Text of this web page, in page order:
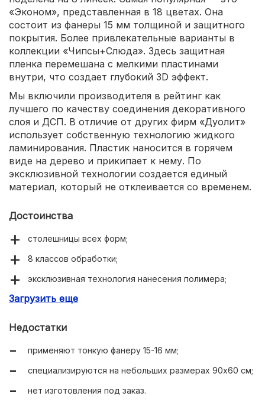
«Эконом», представленная в 18 цветах. Она
состоит из фанеры 15 мм толщиной и защитного
покрытия. Более привлекательные варианты в
коллекции «Чипсы+Слюда». Здесь защитная
пленка перемешана с мелкими пластинами
внутри, что создает глубокий 3D эффект.
Мы включили производителя в рейтинг как
лучшего по качеству соединения декоративного
слоя и ДСП. В отличие от других фирм «Дуолит»
использует собственную технологию жидкого
ламинирования. Пластик наносится в горячем
виде на дерево и прикипает к нему. По
эксклюзивной технологии создается единый
материал, который не отклеивается со временем.
Достоинства
столешницы всех форм;
8 классов обработки;
эксклюзивная технология нанесения полимера;
привлекательная цена.
Загрузить еще
Недостатки
применяют тонкую фанеру 15-16 мм;
специализируются на небольших размерах 90х60 см;
нет изготовления под заказ.